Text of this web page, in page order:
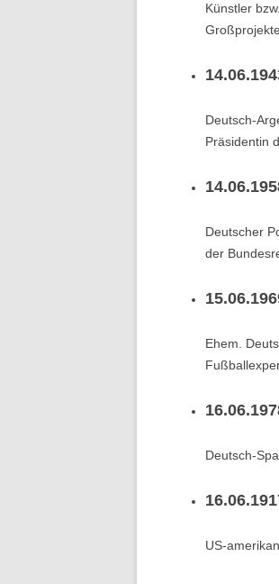
Künstler
Deutsch-
Präsidentin
Deutscher
der
Ehem.
Deutsch-
US-